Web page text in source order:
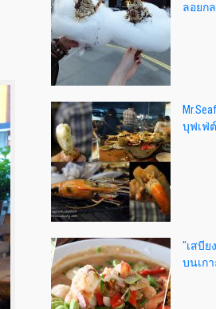
ลอยก
บุฟเฟ่
"เสบีย
บนเก